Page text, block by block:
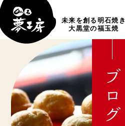
未来を創る明石焼き
大黒堂の福玉焼
ブログ